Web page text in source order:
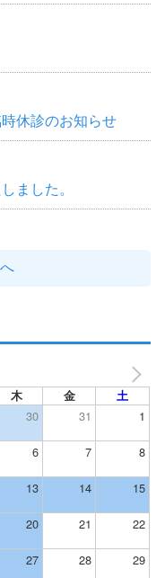
休診のお知らせ
ました。
木 金 土
30 31 1
6 7 8
13 14 15
20 21 22
27 28 29